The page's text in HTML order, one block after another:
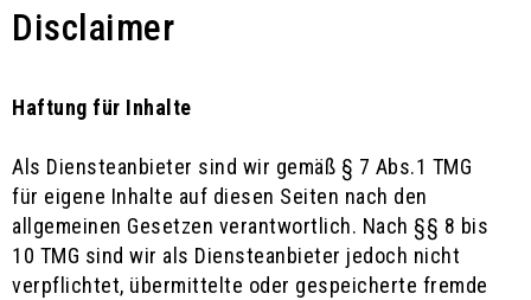
Disclaimer
Haftung für Inhalte
Als Diensteanbieter sind wir gemäß § 7 Abs.1 TMG
für eigene Inhalte auf diesen Seiten nach den
allgemeinen Gesetzen verantwortlich. Nach §§ 8 bis
10 TMG sind wir als Diensteanbieter jedoch nicht
verpflichtet, übermittelte oder gespeicherte fremde